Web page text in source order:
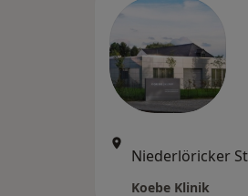
Koebe Klinik